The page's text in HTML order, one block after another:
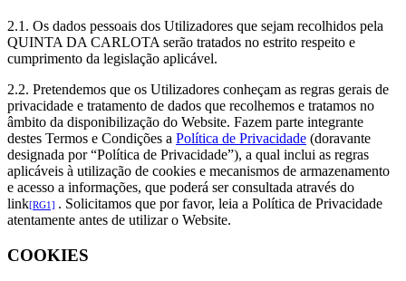
2.1. Os dados pessoais dos Utilizadores que sejam recolhidos pela
QUINTA DA CARLOTA serão tratados no estrito respeito e
cumprimento da legislação aplicável.
2.2. Pretendemos que os Utilizadores conheçam as regras gerais de
privacidade e tratamento de dados que recolhemos e tratamos no
âmbito da disponibilização do Website. Fazem parte integrante
destes Termos e Condições a Política de Privacidade (doravante
designada por “Política de Privacidade”), a qual inclui as regras
aplicáveis à utilização de cookies e mecanismos de armazenamento
e acesso a informações, que poderá ser consultada através do
link[RG1] . Solicitamos que por favor, leia a Política de Privacidade
atentamente antes de utilizar o Website.
COOKIES